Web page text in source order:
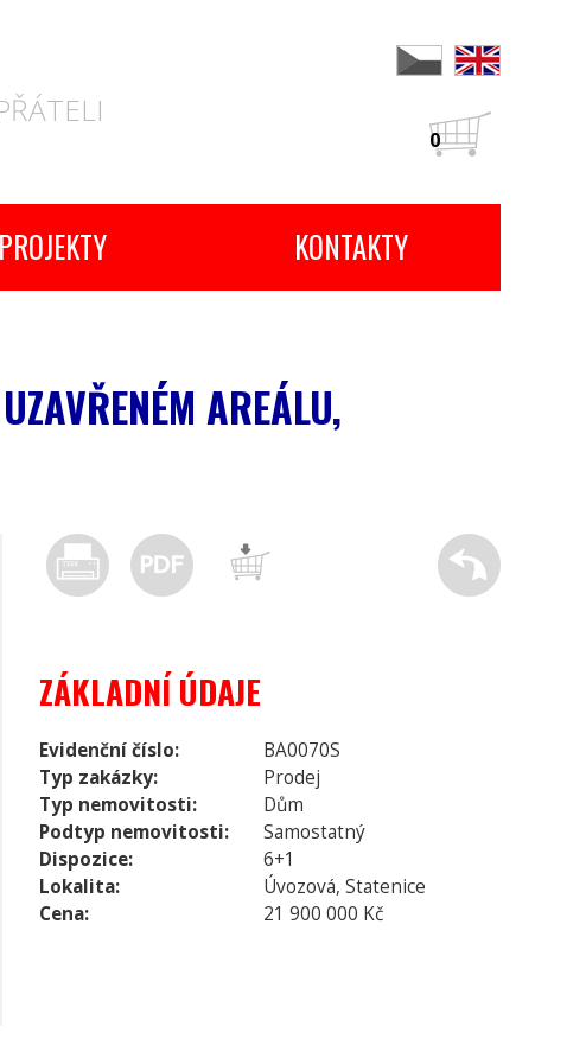
0
PROJEKTY KONTAKTY
AREÁLU,
ZÁKLADNÍ ÚDAJE
Evidenční číslo:
BA0070S
Typ zakázky:
Prodej
Typ nemovitosti:
Dům
Podtyp nemovitosti:
Samostatný
Dispozice:
6+1
Lokalita:
Úvozová, Statenice
Cena:
21 900 000 Kč